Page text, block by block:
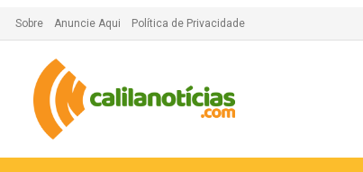
Sobre Anuncie Aqui Política de Privacidade